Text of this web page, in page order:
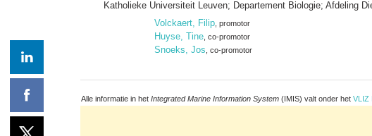
Katholieke Universiteit Leuven; Departement Biologie; Afdeling
Volckaert, Filip , promotor
Huyse, Tine , co-promotor
Snoeks, Jos , co-promotor
Alle informatie in het Integrated Marine Information System (IMIS) valt onder het VLIZ